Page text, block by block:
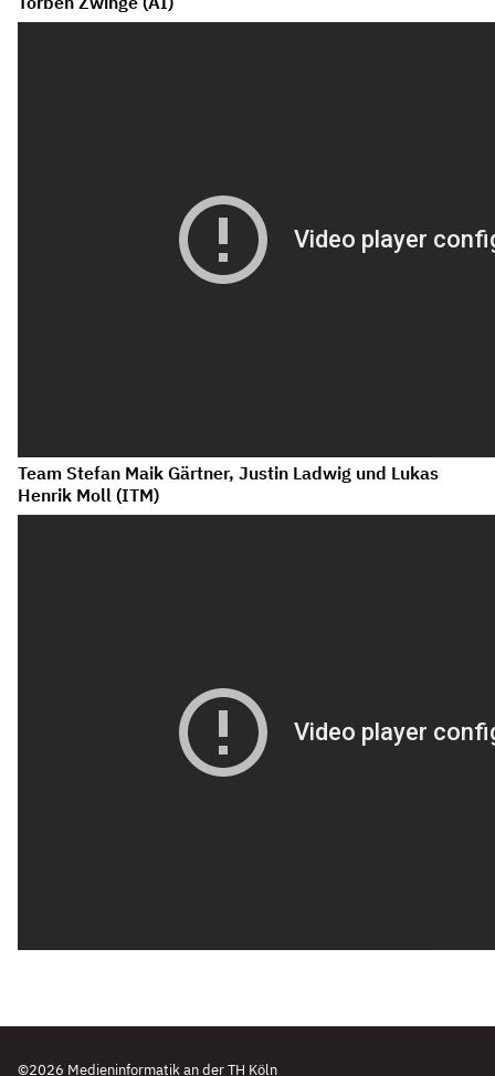
Team Stefan Maik Gärtner, Justin Ladwig und Lukas
Henrik Moll (ITM)
©2026 Medieninformatik an der TH Köln